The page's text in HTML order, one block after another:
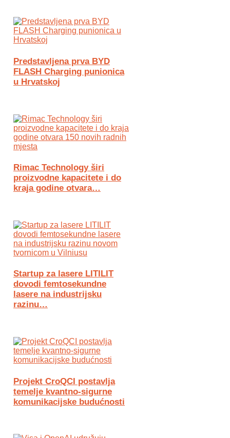
Predstavljena prva BYD
FLASH Charging punionica
u Hrvatskoj
Rimac Technology širi
proizvodne kapacitete i do
kraja godine otvara…
Startup za lasere LITILIT
dovodi femtosekundne
lasere na industrijsku
razinu…
Projekt CroQCI postavlja
temelje kvantno-sigurne
komunikacijske budućnosti